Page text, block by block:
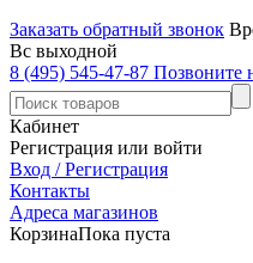
Заказать обратный звонок
Вс выходной
8 (495) 545-47-87 Позвоните
Кабинет
Регистрация или войти
Вход / Регистрация
Контакты
Адреса магазинов
КорзинаПока пуста